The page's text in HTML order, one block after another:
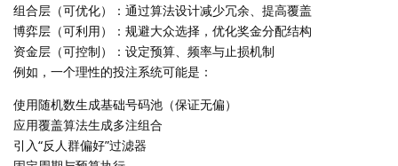
组合层（可优化）：通过算法设计减少冗余、提高覆盖
博弈层（可利用）：规避大众选择，优化奖金分配结构
资金层（可控制）：设定预算、频率与止损机制
例如，一个理性的投注系统可能是：
使用随机数生成基础号码池（保证无偏）
应用覆盖算法生成多注组合
引入“反人群偏好”过滤器